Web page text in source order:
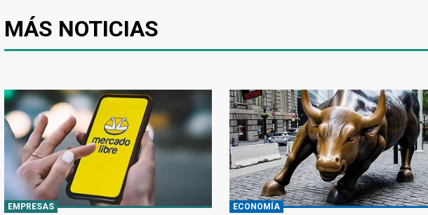
MÁS NOTICIAS
EMPRESAS ECONOMÍA